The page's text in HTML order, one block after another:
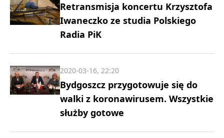
Retransmisja koncertu Krzysztofa
Iwaneczko ze studia Polskiego
Radia PiK
Bydgoszcz przygotowuje się do
walki z koronawirusem. Wszystkie
służby gotowe
2020-03-16, 22:20